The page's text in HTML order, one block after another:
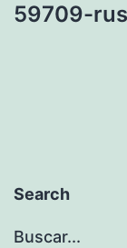
59709-
Search
Buscar...